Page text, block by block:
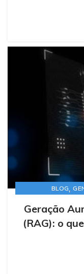
BLOG,
Geração
(RAG): o